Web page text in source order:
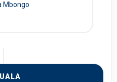
Mbongo